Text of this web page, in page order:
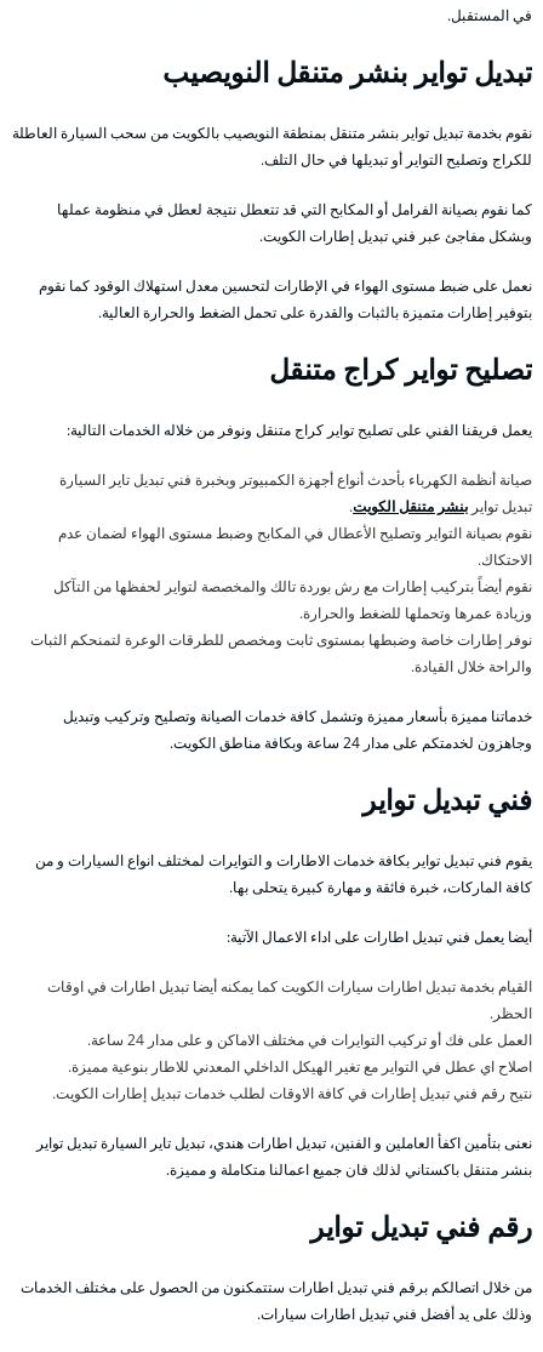
في المستقبل.
تبديل تواير بنشر متنقل النويصيب
نقوم بخدمة تبديل تواير بنشر متنقل بمنطقة النويصيب بالكويت من سحب السيارة العاطلة
للكراج وتصليح التواير أو تبديلها في حال التلف.
كما نقوم بصيانة الفرامل أو المكابح التي قد تتعطل نتيجة لعطل في منظومة عملها
وبشكل مفاجئ عبر فني تبديل إطارات الكويت.
نعمل على ضبط مستوى الهواء في الإطارات لتحسين معدل استهلاك الوقود كما نقوم
بتوفير إطارات متميزة بالثبات والقدرة على تحمل الضغط والحرارة العالية.
تصليح تواير كراج متنقل
يعمل فريقنا الفني على تصليح تواير كراج متنقل ونوفر من خلاله الخدمات التالية:
صيانة أنظمة الكهرباء بأحدث أنواع أجهزة الكمبيوتر وبخبرة فني تبديل تاير السيارة
تبديل تواير بنشر متنقل الكويت.
نقوم بصيانة التواير وتصليح الأعطال في المكابح وضبط مستوى الهواء لضمان عدم
الاحتكاك.
نقوم أيضاً بتركيب إطارات مع رش بوردة تالك والمخصصة لتواير لحفظها من التآكل
وزيادة عمرها وتحملها للضغط والحرارة.
نوفر إطارات خاصة وضبطها بمستوى ثابت ومخصص للطرقات الوعرة لتمنحكم الثبات
والراحة خلال القيادة.
خدماتنا مميزة بأسعار مميزة وتشمل كافة خدمات الصيانة وتصليح وتركيب وتبديل
وجاهزون لخدمتكم على مدار 24 ساعة وبكافة مناطق الكويت.
فني تبديل تواير
يقوم فني تبديل تواير بكافة خدمات الاطارات و التوايرات لمختلف انواع السيارات و من
كافة الماركات، خبرة فائقة و مهارة كبيرة يتحلى بها.
أيضا يعمل فني تبديل اطارات على اداء الاعمال الآتية:
القيام بخدمة تبديل اطارات سيارات الكويت كما يمكنه أيضا تبديل اطارات في اوقات
الحظر.
العمل على فك أو تركيب التوايرات في مختلف الاماكن و على مدار 24 ساعة.
اصلاح اي عطل في التواير مع تغير الهيكل الداخلي المعدني للاطار بنوعية مميزة.
نتيح رقم فني تبديل إطارات في كافة الاوقات لطلب خدمات تبديل إطارات الكويت.
نعنى بتأمين اكفأ العاملين و الفنين، تبديل اطارات هندي، تبديل تاير السيارة تبديل تواير
بنشر متنقل باكستاني لذلك فان جميع اعمالنا متكاملة و مميزة.
رقم فني تبديل تواير
من خلال اتصالكم برقم فني تبديل اطارات ستتمكنون من الحصول على مختلف الخدمات
وذلك على يد أفضل فني تبديل اطارات سيارات.